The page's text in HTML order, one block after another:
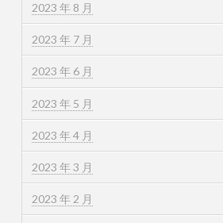
2023 年 8 月
2023 年 7 月
2023 年 6 月
2023 年 5 月
2023 年 4 月
2023 年 3 月
2023 年 2 月